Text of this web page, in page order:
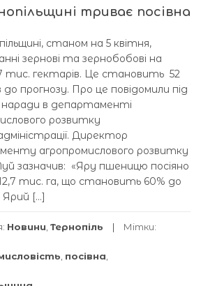
триває посівна
станом на 5 квітня,
зернові та зернобобові на
тис. гектарів. Це становить 52
до прогнозу. Про це повідомили під
наради в департаменті
розвитку
Директор
агропромислового розвитку
зазначив: «Яру пшеницю посіяно
тис. га, що становить 60% до
Ярий […]
Новини Тернопіль Мітки:
посівна